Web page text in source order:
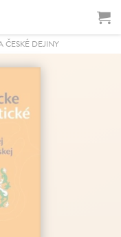
ČESKÉ DEJINY